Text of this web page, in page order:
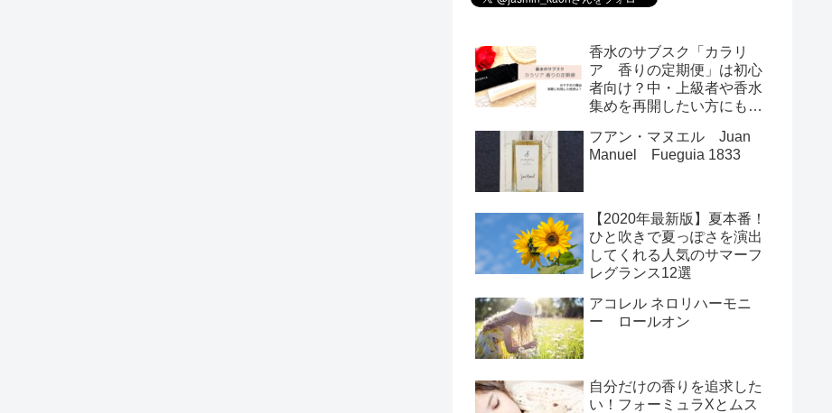
香水のサブスク「カラリ
ア 香りの定期便」は初心
者向け？中・上級者や香水
集めを再開したい方にもお
フアン・マヌエル Juan
Manuel Fueguia 1833
【2020年最新版】夏本番！
ひと吹きで夏っぽさを演出
してくれる人気のサマーフ
レグランス12選
アコレル ネロリハーモニ
ー ロールオン
自分だけの香りを追求した
い！フォーミュラXとムス